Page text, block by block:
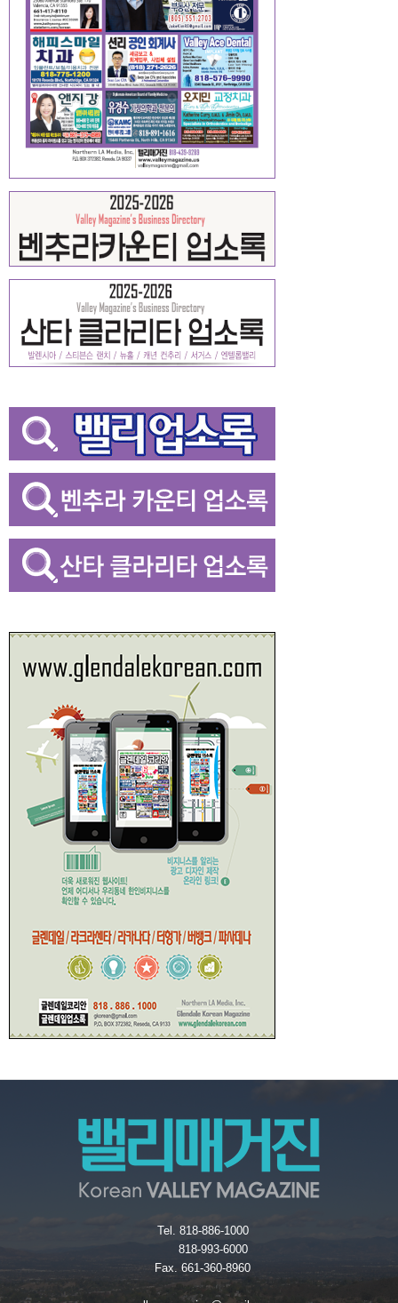
Tel. 818-886-1000
818-993-6000
Fax. 661-360-8960